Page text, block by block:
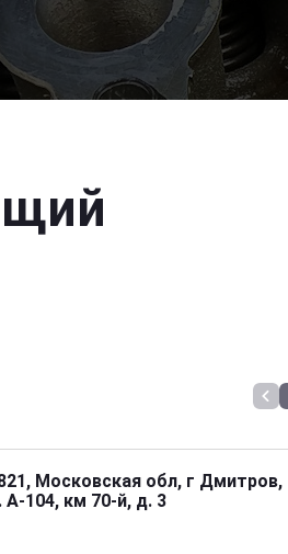
Московская обл, г Дмитров,
А-104, км 70-й, д. 3